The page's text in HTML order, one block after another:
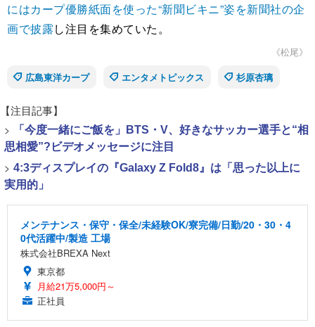
にはカープ優勝紙面を使った“新聞ビキニ”姿を新聞社の企
画で披露し注目を集めていた。
《松尾》
広島東洋カープ
エンタメトピックス 杉原杏璃
【注目記事】
>
「今度一緒にご飯を」BTS・V、好きなサッカー選手と“相
思相愛”?ビデオメッセージに注目
> 4:3ディスプレイの『Galaxy Z Fold8』は「思った以上に
実用的」
メンテナンス・保守・保全/未経験OK/寮完備/日勤/20・30・4
0代活躍中/製造 工場
株式会社BREXA Next
東京都
月給21万5,000円～
正社員